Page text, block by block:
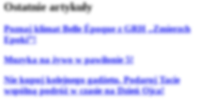
Ostatnie artykuły
Poznaj klimat Belle Époque z GRH „Zmierzch
Epoki”!
Muzyka na żywo w pawilonie 5!
Nie kupuj kolejnego gadżetu. Podaruj Tacie
wspólną podróż w czasie na Dzień Ojca!